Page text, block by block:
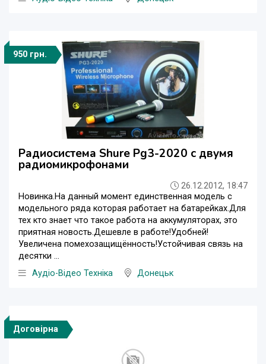
950 грн.
Радиосистема Shure Pg3-2020 с двумя
радиомикрофонами
26.12.2012, 18:47
Новинка.На данный момент единственная модель с
модельного ряда которая работает на батарейках.Для
тех кто знает что такое работа на аккумуляторах, это
приятная новость.Дешевле в работе!Удобней!
Увеличена помехозащищённость!Устойчивая связь на
десятки ...
Аудіо-Відео Техніка
Донецьк
Договірна